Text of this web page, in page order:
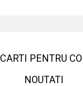
CARTI PENTRU
NOUTATI